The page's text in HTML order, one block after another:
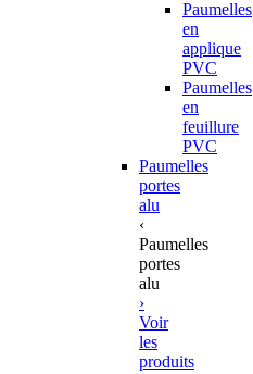
Paumelles
en
applique
PVC
Paumelles
en
feuillure
PVC
Paumelles
portes
alu
‹
Paumelles
portes
alu
›
Voir
les
produits